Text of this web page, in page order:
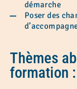
démarche
Poser des
Thèmes
formation :